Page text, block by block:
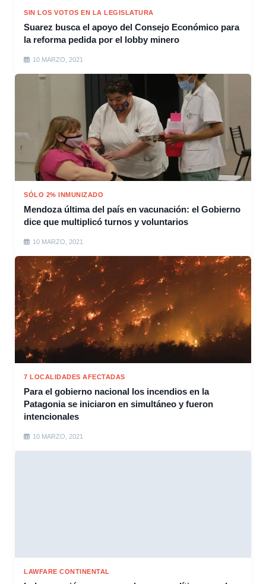
SIN LOS VOTOS EN LA LEGISLATURA
Suarez busca el apoyo del Consejo Económico para
la reforma pedida por el lobby minero
10 MARZO, 2021
SÓLO 2% INMUNIZADO
Mendoza última del país en vacunación: el Gobierno
dice que multiplicó turnos y voluntarios
10 MARZO, 2021
7 LOCALIDADES AFECTADAS
Para el gobierno nacional los incendios en la
Patagonia se iniciaron en simultáneo y fueron
intencionales
10 MARZO, 2021
LAWFARE CONTINENTAL